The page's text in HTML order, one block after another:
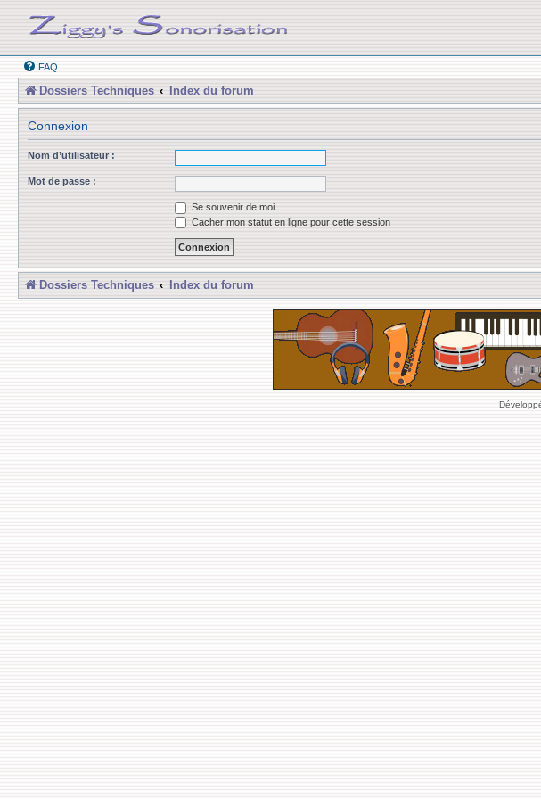
FAQ
Dossiers Techniques Index du forum
Connexion
Nom d’utilisateur :
Mot de passe :
Se souvenir de moi
Cacher mon statut en ligne pour cette session
Dossiers Techniques Index du forum